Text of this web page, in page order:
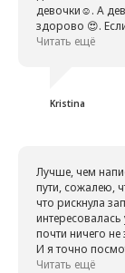
девочки☺️. А
здорово 😍.
счастливой, вам
Читать ещё
Kristina
Лучше, чем
пути, сожалею,
что рискнула
почти ничего не
И я точно
красоту
Читать ещё